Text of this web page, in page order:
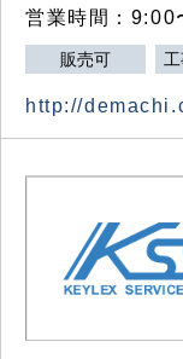
営業時間：9:00
販売可
http://